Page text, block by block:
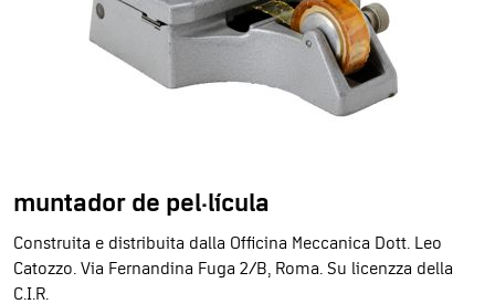
muntador de pel·lícula
Construita e distribuita dalla Officina Meccanica Dott. Leo
Catozzo. Via Fernandina Fuga 2/B, Roma. Su licenzza della
C.I.R.